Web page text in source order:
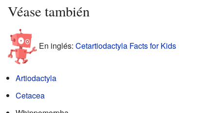
Véase también
En inglés: Cetartiodactyla Facts for Kids
Artiodactyla
Cetacea